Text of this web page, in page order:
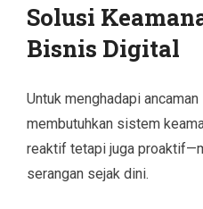
Solusi
Bisnis Digital
Untuk menghadapi
membutuhkan sistem
reaktif tetapi juga
serangan sejak dini.